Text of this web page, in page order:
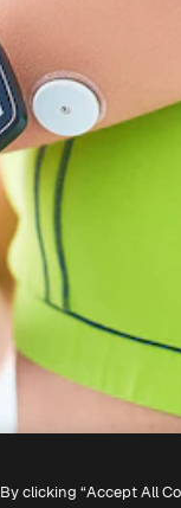
By clicking “Accept All